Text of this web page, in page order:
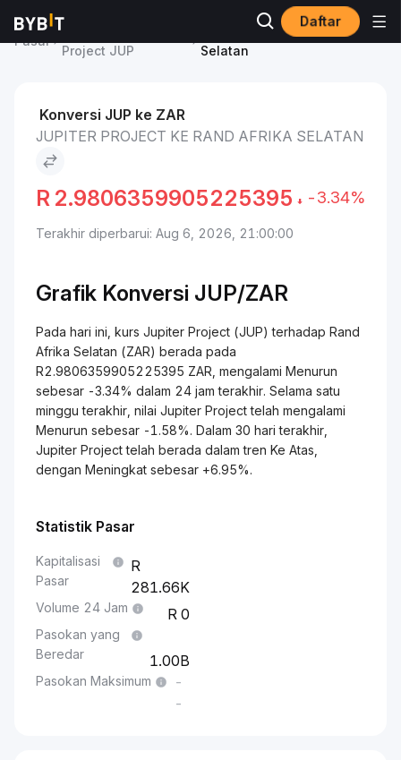
Daftar
Pasar
Project JUP
Jupiter Project to Rand Afrika
Selatan
Konversi JUP ke ZAR
JUPITER PROJECT KE RAND AFRIKA SELATAN
R 2.9806359905225395 -3.34%
Terakhir diperbarui: Aug 6, 2026, 21:00:00
Grafik Konversi JUP/ZAR
Pada hari ini, kurs Jupiter Project (JUP) terhadap Rand
Afrika Selatan (ZAR) berada pada
R2.9806359905225395 ZAR, mengalami Menurun
sebesar -3.34% dalam 24 jam terakhir. Selama satu
minggu terakhir, nilai Jupiter Project telah mengalami
Menurun sebesar -1.58%. Dalam 30 hari terakhir,
Jupiter Project telah berada dalam tren Ke Atas,
dengan Meningkat sebesar +6.95%.
Statistik Pasar
Kapitalisasi
Pasar
281.66K
Volume 24 Jam 0
Pasokan yang
Beredar
1.00B
Pasokan Maksimum
-
-